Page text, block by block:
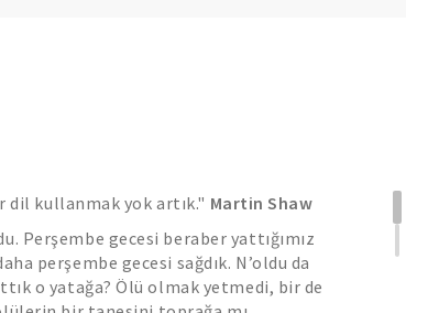
dil kullanmak yok artık." Martin Shaw
Perşembe gecesi beraber yattığımız
perşembe gecesi sağdık. N’oldu da
o yatağa? Ölü olmak yetmedi, bir de